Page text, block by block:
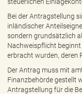
Bei der Antragstellung
inländischer
sondern grundsätzlich
Nachweispflicht beginnt
erbracht wurden, deren
Der Antrag muss mit
Finanzbehörde gestellt
Antragstellung für die